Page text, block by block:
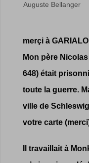
Auguste Bellanger
merçi à
Mon père
648) était
toute la guerre.
ville de
votre carte
Il travaillait à